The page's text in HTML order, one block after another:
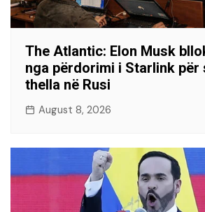
The Atlantic: Elon Musk
nga përdorimi i Starlink për
thella në Rusi
August 8, 2026